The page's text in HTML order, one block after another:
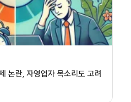
논란, 자영업자 목소리도 고려